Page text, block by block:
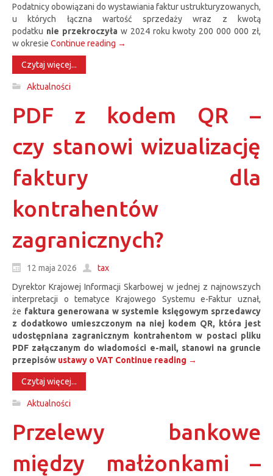
Podatnicy obowiązani do wystawiania faktur ustrukturyzowanych,
u których łączna wartość sprzedaży wraz z kwotą
podatku nie przekroczyła w 2024 roku kwoty 200 000 000 zł,
w okresie Continue reading →
Czytaj więcej...
Aktualności
PDF z kodem QR –
czy stanowi wizualizację
faktury dla
kontrahentów
zagranicznych?
12 maja 2026
tax
Dyrektor Krajowej Informacji Skarbowej w jednej z najnowszych
interpretacji o tematyce Krajowego Systemu e-Faktur uznał,
że faktura generowana w systemie księgowym sprzedawcy
z dodatkowo umieszczonym na niej kodem QR, która jest
udostępniana zagranicznym kontrahentom w postaci pliku
PDF załączanym do wiadomości e-mail, stanowi na gruncie
przepisów ustawy o VAT Continue reading →
Czytaj więcej...
Aktualności
Przelewy bankowe
między małżonkami –